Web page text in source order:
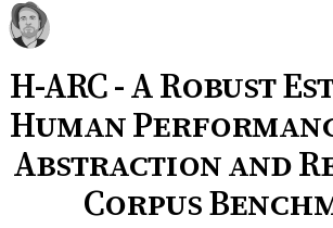
H-ARC - A Robust
Human
Abstraction and
Corpus